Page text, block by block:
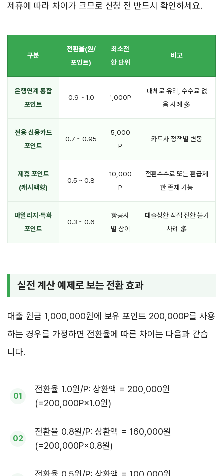
제휴에 따라 차이가 크므로 신청 전 반드시 확인하세요.
구분
전환율(원/
포인트)
최소전
환 단위
비고
은행연계 통합
포인트
0.9 ~ 1.0 1,000P
대체로 유리, 수수료 없
음 사례 多
전용 신용카드
포인트
0.7 ~ 0.95
5,000
P
카드사 정책별 변동
제휴 포인트
(캐시백형)
0.5 ~ 0.8
10,000
P
전환수수료 또는 환급제
한 존재 가능
마일리지·특화
포인트
0.3 ~ 0.6
항공사
별 상이
대출상환 직접 전환 불가
사례 多
실전 계산 예제로 보는 전환 효과
대출 원금 1,000,000원에 보유 포인트 200,000P를 사용
하는 경우를 가정하면 전환율에 따른 차이는 다음과 같습
니다.
전환율 1.0원/P: 상환액 = 200,000원
(=200,000P×1.0원)
전환율 0.8원/P: 상환액 = 160,000원
(=200,000P×0.8원)
전환율 0.5원/P: 상환액 = 100,000원